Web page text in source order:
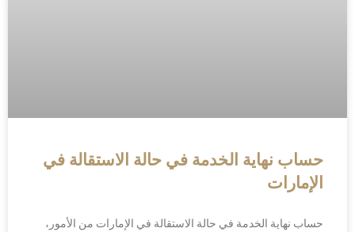
حساب نهاية الخدمة في حالة الاستقالة في
الإمارات
حساب نهاية الخدمة في حالة الاستقالة في الإمارات من الأمور،